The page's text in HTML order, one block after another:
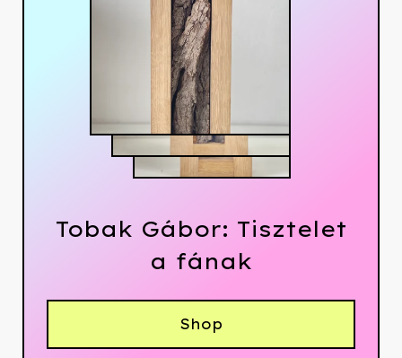
Tobak Gábor: Tisztelet
a fának
Shop